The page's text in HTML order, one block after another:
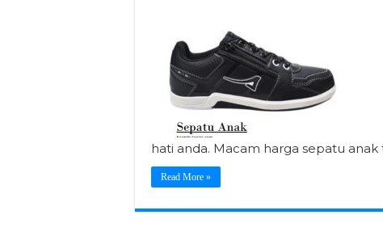
hati anda. Macam harga sepatu
Read More »